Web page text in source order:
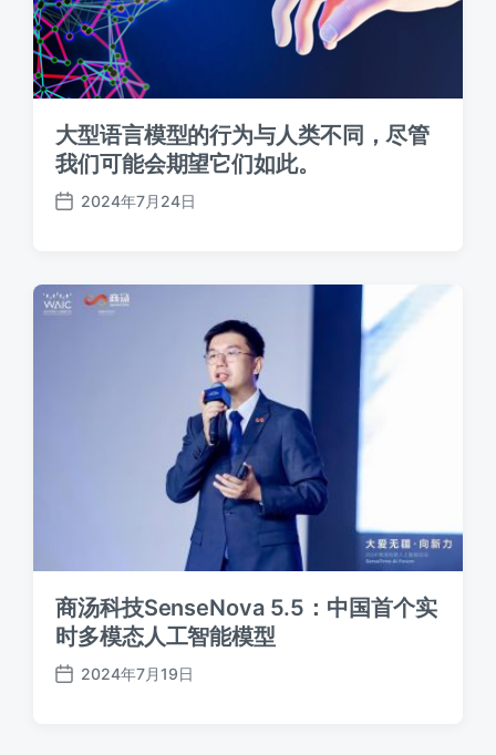
大型语言模型的行为与人类不同，尽管
我们可能会期望它们如此。
发
期
2024年7月24日
商汤科技SenseNova 5.5：中国首个实
时多模态人工智能模型
发
2024年7月19日